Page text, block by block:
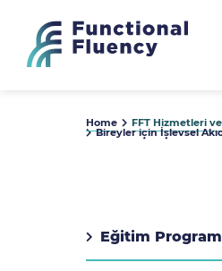
Home FFT Hizmetleri
Bireyler için İşlevsel
Eğitim